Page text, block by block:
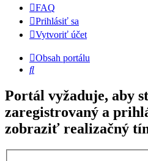
FAQ
Prihlásiť sa
Vytvoriť účet
Obsah portálu
Hľadať
Portál vyžaduje, aby
zaregistrovaný a
zobraziť realizačný